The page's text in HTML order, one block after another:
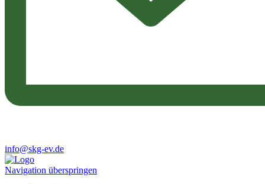
info@skg-ev.de
Navigation überspringen